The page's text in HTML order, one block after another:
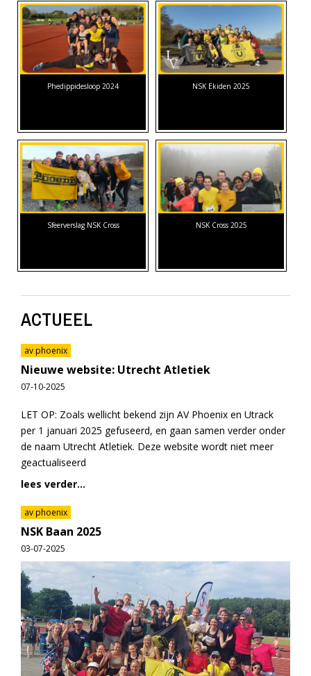
Phedippidesloop 2024 NSK Ekiden 2025
Sfeerverslag NSK Cross NSK Cross 2025
ACTUEEL
av phoenix
Nieuwe website: Utrecht Atletiek
07-10-2025
LET OP: Zoals wellicht bekend zijn AV Phoenix en Utrack
per 1 januari 2025 gefuseerd, en gaan samen verder onder
de naam Utrecht Atletiek. Deze website wordt niet meer
geactualiseerd
lees verder...
av phoenix
NSK Baan 2025
03-07-2025